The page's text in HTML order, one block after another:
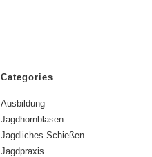
Categories
Ausbildung
Jagdhornblasen
Jagdliches Schießen
Jagdpraxis